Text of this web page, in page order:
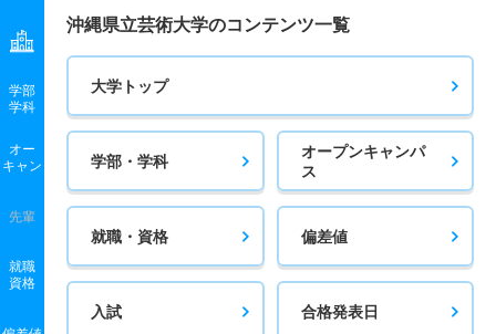
学部
学科
オー
キャン
先輩
就職
資格
沖縄県立芸術大学のコンテンツ一覧
大学トップ
学部・学科
オープンキャンパ
ス
就職・資格 偏差値
入試 合格発表日